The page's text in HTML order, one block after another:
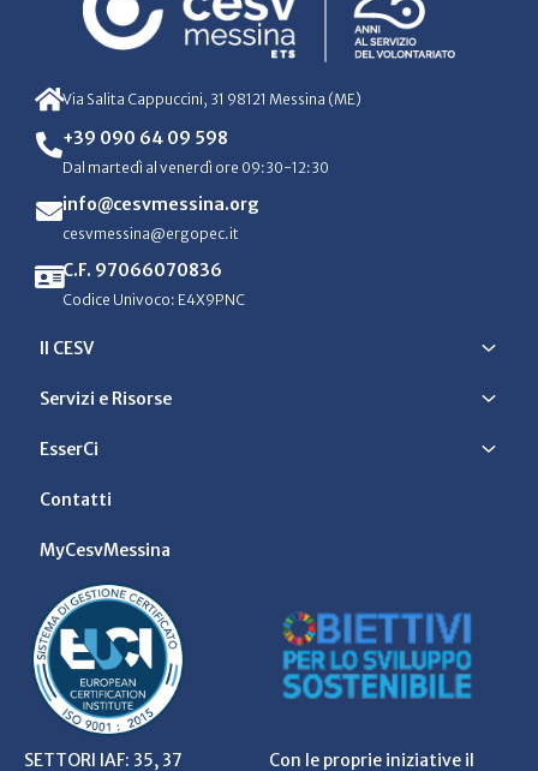
Via Salita Cappuccini, 31 98121 Messina (ME)
+39 090 64 09 598
Dal martedì al venerdì ore 09:30-12:30
info@cesvmessina.org
cesvmessina@ergopec.it
C.F. 97066070836
Codice Univoco: E4X9PNC
Il CESV
Servizi e Risorse
EsserCi
Contatti
MyCesvMessina
SETTORI IAF: 35, 37 Con le proprie iniziative il